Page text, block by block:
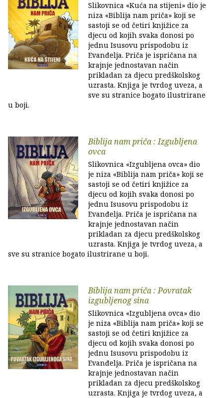
Slikovnica «Kuća na stijeni» dio je
niza «Biblija nam priča» koji se
sastoji se od četiri knjižice za
djecu od kojih svaka donosi po
jednu Isusovu prispodobu iz
Evanđelja. Priča je ispričana na
krajnje jednostavan način
prikladan za djecu predškolskog
uzrasta. Knjiga je tvrdog uveza, a
sve su stranice bogato ilustrirane
u boji.
Biblija nam priča : Izgubljena
ovca
Slikovnica «Izgubljena ovca» dio
je niza «Biblija nam priča» koji se
sastoji se od četiri knjižice za
djecu od kojih svaka donosi po
jednu Isusovu prispodobu iz
Evanđelja. Priča je ispričana na
krajnje jednostavan način
prikladan za djecu predškolskog
uzrasta. Knjiga je tvrdog uveza, a
sve su stranice bogato ilustrirane u boji.
Biblija nam priča : Povratak
izgubljenog sina
Slikovnica «Izgubljena ovca» dio
je niza «Biblija nam priča» koji se
sastoji se od četiri knjižice za
djecu od kojih svaka donosi po
jednu Isusovu prispodobu iz
Evanđelja. Priča je ispričana na
krajnje jednostavan način
prikladan za djecu predškolskog
uzrasta. Knjiga je tvrdog uveza, a